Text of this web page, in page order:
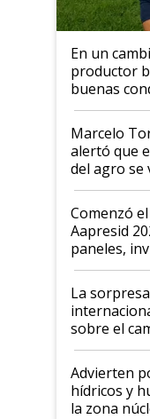
En un
productor
buenas
argentino
más
Marcelo
alertó que
del agro se
"No es
Argentina
las mismas
años"
Comenzó
Aapresid
paneles,
todas las
La
sobre el
"Estoy
Advierten
hídricos y
la zona